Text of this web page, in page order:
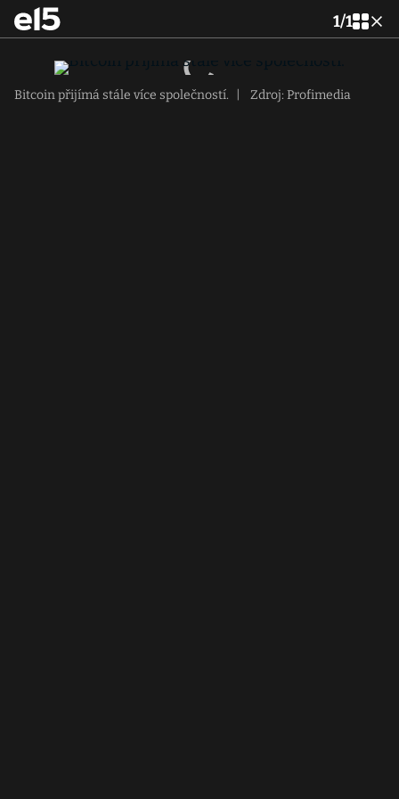
1/1
Bitcoin přijímá stále více společností. Zdroj: Profimedia